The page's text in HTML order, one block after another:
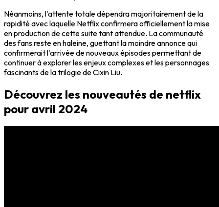
Néanmoins, l'attente totale dépendra majoritairement de la
rapidité avec laquelle Netflix confirmera officiellement la mise
en production de cette suite tant attendue. La communauté
des fans reste en haleine, guettant la moindre annonce qui
confirmerait l'arrivée de nouveaux épisodes permettant de
continuer à explorer les enjeux complexes et les personnages
fascinants de la trilogie de Cixin Liu.
Découvrez les nouveautés de netflix
pour avril 2024